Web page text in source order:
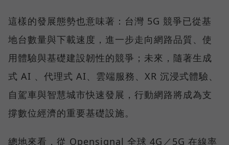
這樣的發展態勢也意味著：台灣 5G 競爭已從基
地台數量與下載速度，進一步走向網路品質、使
用體驗與基礎建設韌性的競爭；未來，隨著生成
式 AI 、代理式 AI、雲端服務、XR 沉浸式體驗、
自駕車與智慧城市快速發展，行動網路將成為支
撐數位經濟的重要基礎設施。
總地來看，從 Opensignal 全球 4G／5G 在線率